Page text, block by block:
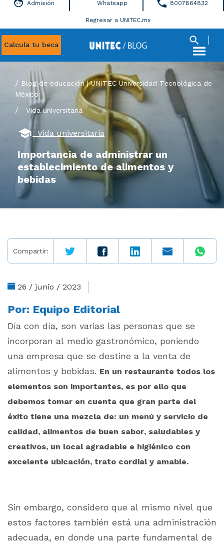
Calcula tu beca
Admisión Whatsapp 8007864832
Regresar a UNITEC.mx
Blog de educación | UNITEC Universidad Tecnológica de
México
/ Vida universitaria
Vida universitaria
Importancia de administrar un
establecimiento de alimentos y
bebidas
Compartir:
26 / junio / 2023
Por: Equipo Editorial
Día con día, son varias las personas que se
incorporan al medio gastronómico, poniendo
una empresa que se destine a la venta de
alimentos y bebidas. En un restaurante todos los
elementos son importantes, es por ello que
debemos tomar en cuenta que gran parte del
éxito tiene una mezcla de: un menú y servicio de
calidad, alimentos de buen sabor, saludables y
creativos, un local agradable e higiénico con
excelente ubicación, trato cordial y amable.
Sin embargo, considero que al mismo nivel que
estos factores también está una administración
adecuada, en donde una parte fundamental de